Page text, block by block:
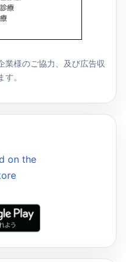
業様のご協力、及び広告収
。